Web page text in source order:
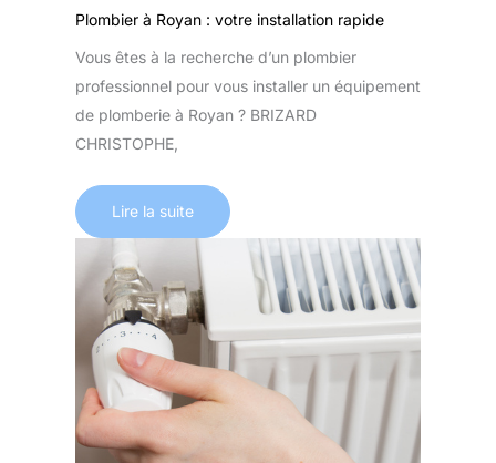
Plombier à Royan : votre installation rapide
Vous êtes à la recherche d’un plombier
professionnel pour vous installer un équipement
de plomberie à Royan ? BRIZARD
CHRISTOPHE,
Lire la suite